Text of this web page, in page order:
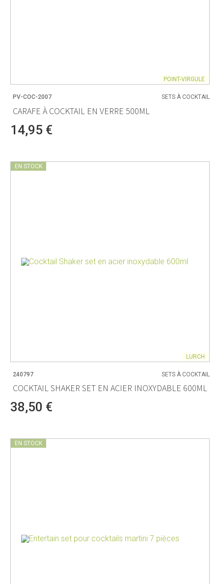
POINT-VIRGULE
PV-COC-2007 SETS À COCKTAIL
CARAFE À COCKTAIL EN VERRE 500ML
14,95 €
EN STOCK
LURCH
240797 SETS À COCKTAIL
COCKTAIL SHAKER SET EN ACIER INOXYDABLE 600ML
38,50 €
EN STOCK